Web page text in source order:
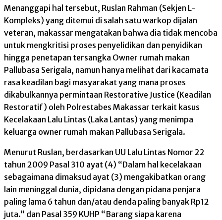
Menanggapi hal tersebut, Ruslan Rahman (Sekjen L-
Kompleks) yang ditemui di salah satu warkop dijalan
veteran, makassar mengatakan bahwa dia tidak mencoba
untuk mengkritisi proses penyelidikan dan penyidikan
hingga penetapan tersangka Owner rumah makan
Pallubasa Serigala, namun hanya melihat dari kacamata
rasa keadilan bagi masyarakat yang mana proses
dikabulkannya permintaan Restorative Justice (Keadilan
Restoratif) oleh Polrestabes Makassar terkait kasus
Kecelakaan Lalu Lintas (Laka Lantas) yang menimpa
keluarga owner rumah makan Pallubasa Serigala.
Menurut Ruslan, berdasarkan UU Lalu Lintas Nomor 22
tahun 2009 Pasal 310 ayat (4) “Dalam hal kecelakaan
sebagaimana dimaksud ayat (3) mengakibatkan orang
lain meninggal dunia, dipidana dengan pidana penjara
paling lama 6 tahun dan/atau denda paling banyak Rp12
juta.” dan Pasal 359 KUHP “Barang siapa karena